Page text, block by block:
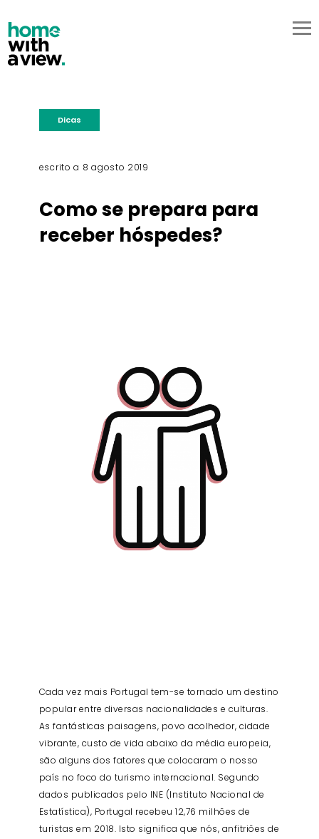
EN
Dicas
escrito a 8 agosto 2019
Como se prepara para
receber hóspedes?
Cada vez mais Portugal tem-se tornado um destino
popular entre diversas nacionalidades e culturas.
As fantásticas paisagens, povo acolhedor, cidade
vibrante, custo de vida abaixo da média europeia,
são alguns dos fatores que colocaram o nosso
país no foco do turismo internacional. Segundo
dados publicados pelo INE (Instituto Nacional de
Estatística), Portugal recebeu 12,76 milhões de
turistas em 2018. Isto significa que nós, anfitriões de